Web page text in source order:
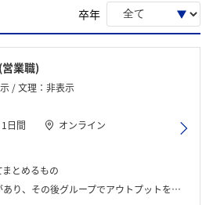
卒年
営業職)
/ 文理：非表示
1日間
オンライン
とめるもの
ページに加えて、有価証券報告書などを分析しながら三谷商事について理解を深め、スライドを作った。その後人事に対して1分程度で発表をした。グループワークの後は社員座談会を行った。